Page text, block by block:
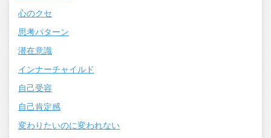
心のクセ
思考パターン
潜在意識
インナーチャイルド
自己受容
自己肯定感
変わりたいのに変われない